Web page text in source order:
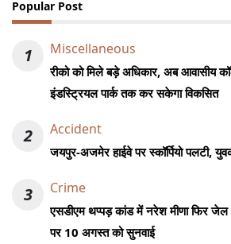
Popular Post
1 Miscellaneous
रीको को मिले बड़े अधिकार, अब आवासीय
इंडस्ट्रियल पार्क तक कर सकेगा विकसित
2 Accident
जयपुर-अजमेर हाईवे पर स्कॉर्पियो पलटी,
3 Crime
एसडीएम थप्पड़ कांड में नरेश मीणा फिर
पर 10 अगस्त को सुनवाई